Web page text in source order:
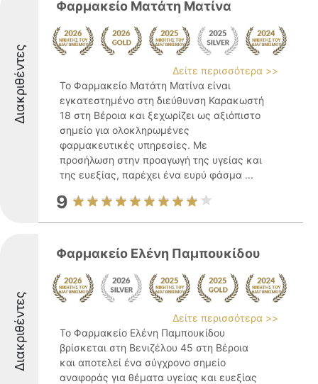
Διακριθέντες
Φαρμακείο Ματάτη Ματίνα
Δείτε περισσότερα >>
Το Φαρμακείο Ματάτη Ματίνα είναι
εγκατεστημένο στη διεύθυνση Καρακωστή
18 στη Βέροια και ξεχωρίζει ως αξιόπιστο
σημείο για ολοκληρωμένες
φαρμακευτικές υπηρεσίες. Με
προσήλωση στην προαγωγή της υγείας και
της ευεξίας, παρέχει ένα ευρύ φάσμα ...
9
Διακριθέντες
Φαρμακείο Ελένη Παμπουκίδου
Δείτε περισσότερα >>
Το Φαρμακείο Ελένη Παμπουκίδου
βρίσκεται στη Βενιζέλου 45 στη Βέροια
και αποτελεί ένα σύγχρονο σημείο
αναφοράς για θέματα υγείας και ευεξίας